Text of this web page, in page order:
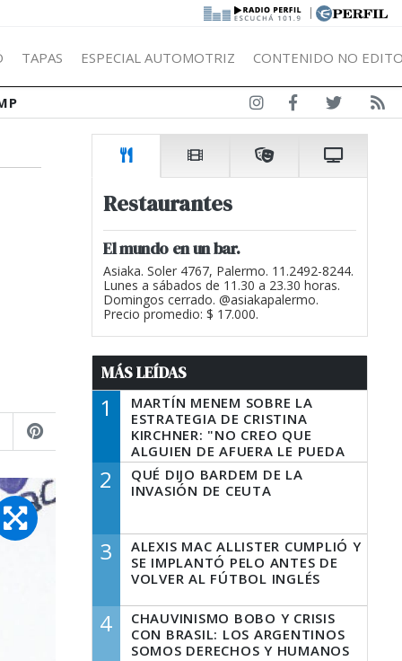
|
TAPAS ESPECIAL AUTOMOTRIZ CONTENIDO NO
Restaurantes
El mundo en un bar.
Asiaka. Soler 4767, Palermo. 11.2492-8244.
Lunes a sábados de 11.30 a 23.30 horas.
Domingos cerrado. @asiakapalermo.
Precio promedio: $ 17.000.
MÁS LEÍDAS
1
MARTÍN MENEM SOBRE LA
ESTRATEGIA DE CRISTINA
KIRCHNER: "NO CREO QUE
ALGUIEN DE AFUERA LE PUEDA
DECIR A LA JUSTICIA LO QUE
TIENE QUE HACER"
2
QUÉ DIJO BARDEM DE LA
INVASIÓN DE CEUTA
3
ALEXIS MAC ALLISTER CUMPLIÓ Y
SE IMPLANTÓ PELO ANTES DE
VOLVER AL FÚTBOL INGLÉS
4
CHAUVINISMO BOBO Y CRISIS
CON BRASIL: LOS ARGENTINOS
SOMOS DERECHOS Y HUMANOS